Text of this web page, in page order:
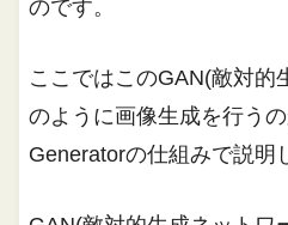
のです。
ここではこのGAN(敵対的
のように画像生成を行う
Generatorの仕組みで説明